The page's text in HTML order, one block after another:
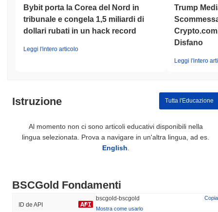
Bybit porta la Corea del Nord in
tribunale e congela 1,5 miliardi di
dollari rubati in un hack record
Leggi l'intero articolo
Trump
Disfano
Leggi l'intero
Istruzione Tutta l'Educazione
Al momento non ci sono articoli educativi disponibili nella
lingua selezionata. Prova a navigare in un'altra lingua, ad es.
English
BSCGold Fondamenti
ID de API
bscgold-bscgold
Copia
Mostra come usarlo